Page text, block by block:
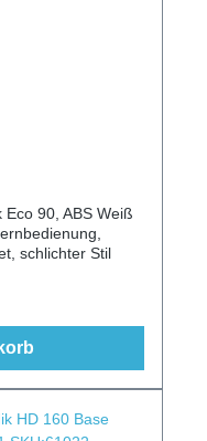
90, ABS Weiß
schlichter Stil